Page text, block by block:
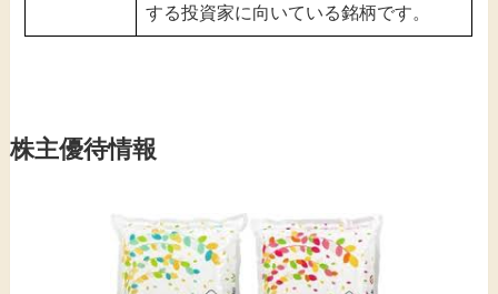
する投資家に向いている銘柄です。
株主優待情報